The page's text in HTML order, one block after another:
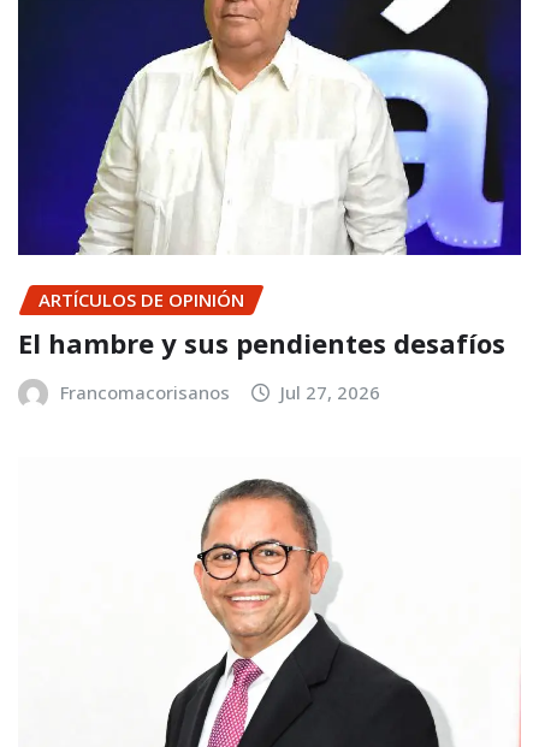
ARTÍCULOS DE OPINIÓN
El hambre y sus pendientes desafíos
Francomacorisanos Jul 27, 2026